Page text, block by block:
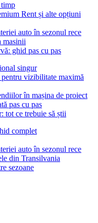
Rent și alte opțiuni
auto în sezonul rece
masinii
ghid pas cu pas
singur
vizibilitate maximă
în mașina de proiect
pas cu pas
tot ce trebuie să știi
complet
auto în sezonul rece
din Transilvania
sezoane